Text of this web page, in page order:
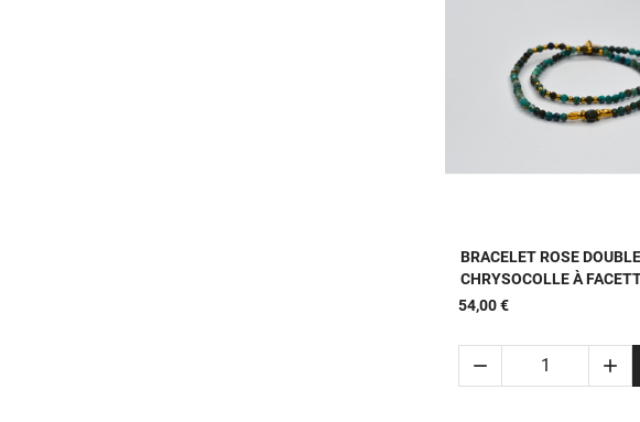
APERÇU
BRACELET ROSE DOUBLE
CHRYSOCOLLE À
54,00 €
 